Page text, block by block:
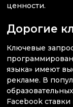
ценности.
Дорогие
Ключевые
языка» имеют
рекламе. В
Facebook